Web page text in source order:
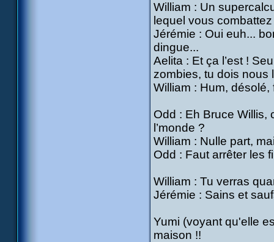
William : Un
lequel vous
Jérémie : Oui euh...
dingue...
Aelita : Et ça l’est !
zombies, tu dois nous
William : Hum,
Odd : Eh Bruce Willis,
l’monde ?
William : Nulle part,
Odd : Faut arrêter les
William : Tu verras
Jérémie : Sains et
Yumi (voyant qu'elle
maison !!